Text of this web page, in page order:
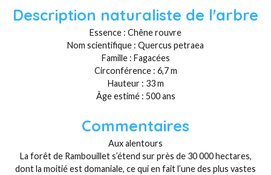
Description naturaliste de l'arbre
Essence : Chêne rouvre
Nom scientifique : Quercus petraea
Famille : Fagacées
Circonférence : 6,7 m
Hauteur : 33 m
Âge estimé : 500 ans
Commentaires
Aux alentours
La forêt de Rambouillet s’étend sur près de 30 000 hectares,
dont la moitié est domaniale, ce qui en fait l’une des plus vastes